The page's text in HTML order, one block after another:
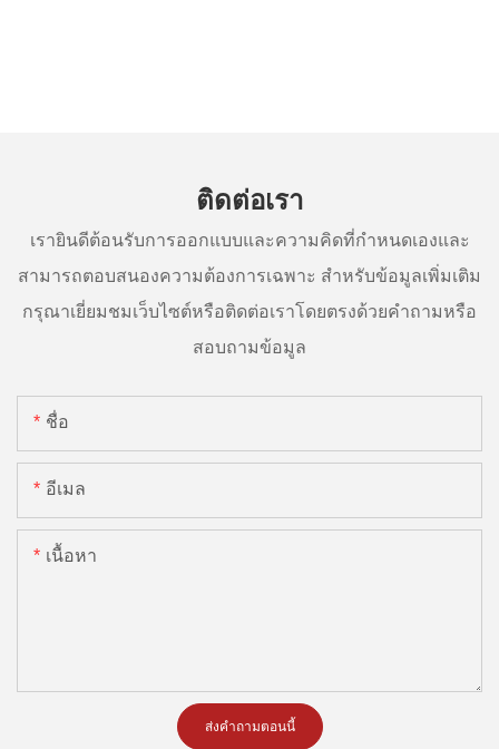
ติดต่อเรา
เรายินดีต้อนรับการออกแบบและความคิดที่กำหนดเองและ
สามารถตอบสนองความต้องการเฉพาะ สำหรับข้อมูลเพิ่มเติม
กรุณาเยี่ยมชมเว็บไซต์หรือติดต่อเราโดยตรงด้วยคำถามหรือ
สอบถามข้อมูล
ชื่อ
อีเมล
เนื้อหา
ส่งคำถามตอนนี้